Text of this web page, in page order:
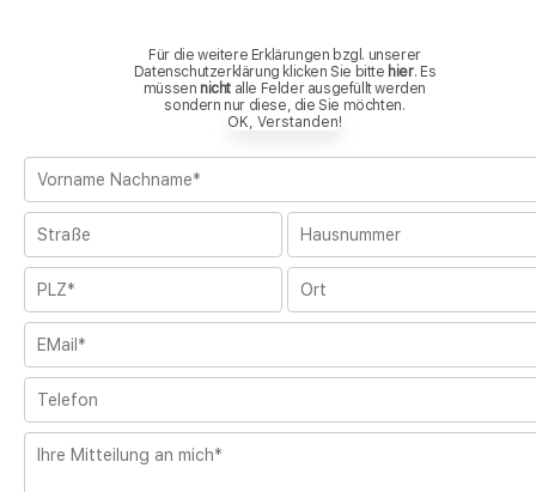
Für die weitere Erklärungen bzgl. unserer
Datenschutzerklärung klicken Sie bitte hier. Es
müssen nicht alle Felder ausgefüllt werden
sondern nur diese, die Sie möchten.
OK, Verstanden!